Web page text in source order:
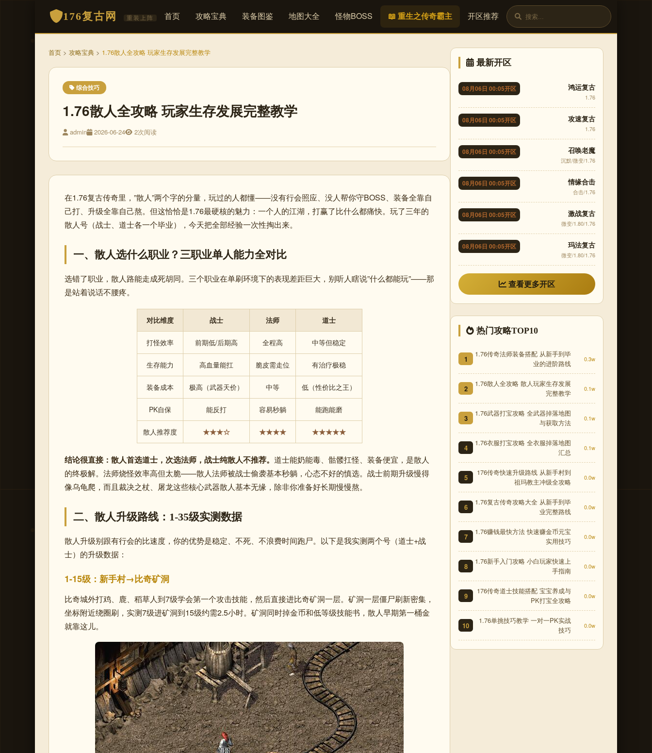
176复古网 重装上阵 首页 攻略宝典 装备图鉴 地图大全 怪物BOSS 📖 重生之传奇霸主 开区推荐
首页 > 攻略宝典 > 1.76散人全攻略 玩家生存发展完整教学
综合技巧
1.76散人全攻略 玩家生存发展完整教学
admin 2026-06-24 2次阅读
在1.76复古传奇里，”散人”两个字的分量，玩过的人都懂——没有行会照应、没人帮你守BOSS、装备全靠自
己打、升级全靠自己熬。但这恰恰是1.76最硬核的魅力：一个人的江湖，打赢了比什么都痛快。玩了三年的
散人号（战士、道士各一个毕业），今天把全部经验一次性掏出来。
一、散人选什么职业？三职业单人能力全对比
选错了职业，散人路能走成死胡同。三个职业在单刷环境下的表现差距巨大，别听人瞎说”什么都能玩”——那
是站着说话不腰疼。
对比维度 战士 法师 道士
打怪效率 前期低/后期高 全程高 中等但稳定
生存能力 高血量能扛 脆皮需走位 有治疗极稳
装备成本 极高（武器天价） 中等 低（性价比之王）
PK自保 能反打 容易秒躺 能跑能磨
散人推荐度 ★★★☆ ★★★★ ★★★★★
结论很直接：散人首选道士，次选法师，战士纯散人不推荐。 道士能奶能毒、骷髅扛怪、装备便宜，是散人
的终极解。法师烧怪效率高但太脆——散人法师被战士偷袭基本秒躺，心态不好的慎选。战士前期升级慢得
像乌龟爬，而且裁决之杖、屠龙这些核心武器散人基本无缘，除非你准备好长期慢慢熬。
二、散人升级路线：1-35级实测数据
散人升级别跟有行会的比速度，你的优势是稳定、不死、不浪费时间跑尸。以下是我实测两个号（道士+战
士）的升级数据：
1-15级：新手村→比奇矿洞
比奇城外打鸡、鹿、稻草人到7级学会第一个攻击技能，然后直接进比奇矿洞一层。矿洞一层僵尸刷新密集，
坐标附近绕圈刷，实测7级进矿洞到15级约需2.5小时。矿洞同时掉金币和低等级技能书，散人早期第一桶金
就靠这儿。
最新开区
08月06日 00:05开区 鸿运复古
1.76
08月06日 00:05开区 攻速复古
1.76
08月06日 00:05开区 召唤老魔
沉默/微变/1.76
08月06日 00:05开区 情缘合击
合击/1.76
08月06日 00:05开区 激战复古
微变/1.80/1.76
08月06日 00:05开区 玛法复古
微变/1.80/1.76
查看更多开区
热门攻略TOP10
1
1.76传奇法师装备搭配 从新手到毕
业的进阶路线
0.3w
2
1.76散人全攻略 散人玩家生存发展
完整教学
0.1w
3
1.76武器打宝攻略 全武器掉落地图
与获取方法
0.1w
4
1.76衣服打宝攻略 全衣服掉落地图
汇总
0.1w
5
176传奇快速升级路线 从新手村到
祖玛教主冲级全攻略
0.0w
6
1.76复古传奇攻略大全 从新手到毕
业完整路线
0.0w
7
1.76赚钱最快方法 快速赚金币元宝
实用技巧
0.0w
8
1.76新手入门攻略 小白玩家快速上
手指南
0.0w
9
176传奇道士技能搭配 宝宝养成与
PK打宝全攻略
0.0w
10
1.76单挑技巧教学 一对一PK实战
技巧
0.0w